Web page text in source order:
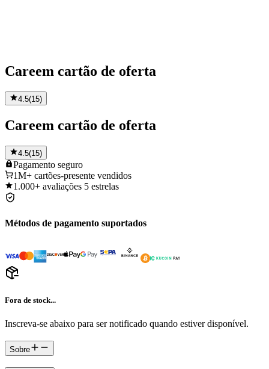
Careem cartão de oferta
4.5(15)
Careem cartão de oferta
4.5(15)
Pagamento seguro
1M+ cartões-presente vendidos
1.000+ avaliações 5 estrelas
Métodos de pagamento suportados
Fora de stock...
Inscreva-se abaixo para ser notificado quando estiver disponível.
Sobre